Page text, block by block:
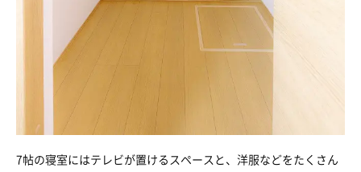
7帖の寝室にはテレビが置けるスペースと、洋服などをたくさん